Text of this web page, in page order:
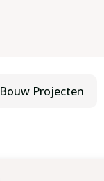
Bouw Projecten